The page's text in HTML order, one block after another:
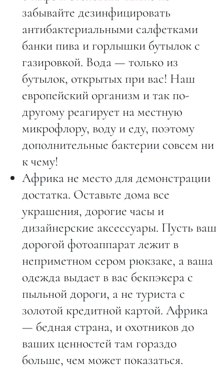
забывайте дезинфицировать
антибактериальными салфетками
банки пива и горлышки бутылок с
газировкой. Вода — только из
бутылок, открытых при вас! Наш
европейский организм и так по-
другому реагирует на местную
микрофлору, воду и еду, поэтому
дополнительные бактерии совсем ни
к чему!
Африка не место для демонстрации
достатка. Оставьте дома все
украшения, дорогие часы и
дизайнерские аксессуары. Пусть ваш
дорогой фотоаппарат лежит в
неприметном сером рюкзаке, а ваша
одежда выдает в вас бекпэкера с
пыльной дороги, а не туриста с
золотой кредитной картой. Африка
— бедная страна, и охотников до
ваших ценностей там гораздо
больше, чем может показаться.